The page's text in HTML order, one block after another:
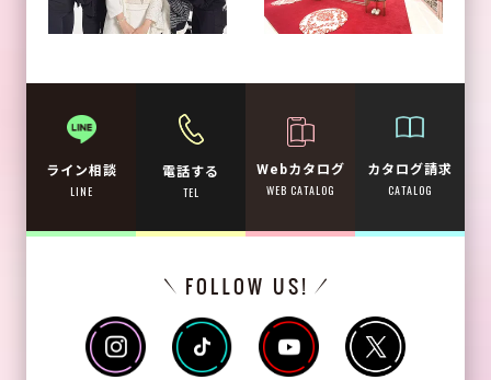
ライン相談
LINE
電話する
TEL
Webカタログ
WEB CATALOG
カタログ請求
CATALOG